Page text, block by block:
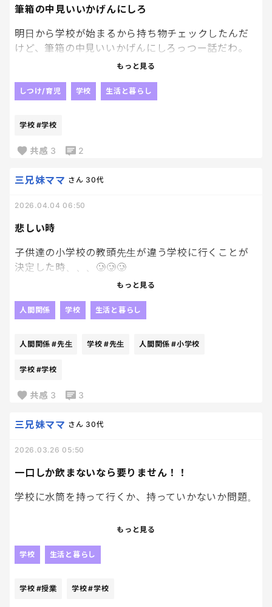
筆箱の中見いいかげんにしろ
明日から学校が始まるから持ち物チェックしたんだ
けど、筆箱の中見いいかげんにしろっつー話だわ。
消しゴムはなぜこんなに粉々なの？？？笑
はあ、、、。
もう、いいか？何も言わなくて。笑
もっと見る
しつけ/育児 学校 生活と暮らし
学校 #学校
共感 3 2
悲しい時
三兄妹ママ さん 30代
2026.04.04 06:50
子供達の小学校の教頭先生が違う学校に行くことが
決定した時、、、🥲🥲🥲
本当に面白くて優しくていい先生だった、、
好きな先生がいなくなるって本当に悲しいよね🥲
もっと見る
人間関係 学校 生活と暮らし
人間関係 #先生 学校 #先生 人間関係 #小学校
学校 #学校
共感 3 3
一口しか飲まないなら要りません！！
三兄妹ママ さん 30代
2026.03.26 05:50
学校に水筒を持って行くか、持っていかないか問題。
夏はもちろん、しっかり授業がるときは
けど
午前授業で早い下校の時は、水筒いらないと思う
もっと見る
学校 生活と暮らし
学校 #授業 学校#学校